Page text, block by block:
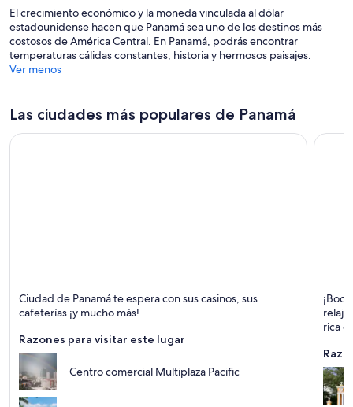
El crecimiento económico y la moneda vinculada al dólar
estadounidense hacen que Panamá sea uno de los destinos más
costosos de América Central. En Panamá, podrás encontrar
temperaturas cálidas constantes, historia y hermosos paisajes.
Ver menos
Las ciudades más populares de Panamá
Comidas, Compras y Negocios
Ciudad de Panamá te espera con sus casinos, sus
cafeterías ¡y mucho más!
Razones para visitar este lugar
Centro comercial Multiplaza Pacific
rica